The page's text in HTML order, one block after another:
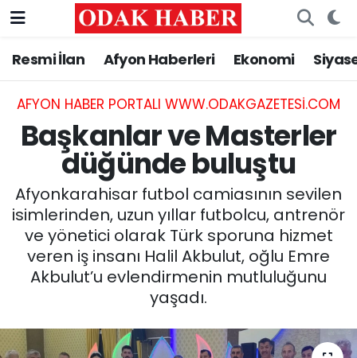
Resmi İlan Afyon Haberleri Ekonomi
AFYON HABER PORTALI WWW.ODAKGAZETESI.COM
Başkanlar ve Masterler
düğünde buluştu
Afyonkarahisar futbol camiasının sevilen
isimlerinden, uzun yıllar futbolcu, antrenör
ve yönetici olarak Türk sporuna hizmet
veren iş insanı Halil Akbulut, oğlu Emre
Akbulut’u evlendirmenin mutluluğunu
yaşadı.
AFYONKARAHİSAR HABERLERİ
Resmi İlan
ASAYİŞ
GÜNCEL
SİYASET
EĞİTİM
SAĞLIK
Nöbetçi Eczaneler
Hava Durumu
Trafik Durumu
Süper Lig Puan Durumu ve Fikstür
Tüm Manşetler
Son Dakika Haberleri